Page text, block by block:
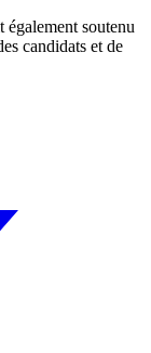
soutenu
candidats et de